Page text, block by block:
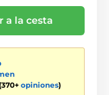
a la cesta
opiniones)